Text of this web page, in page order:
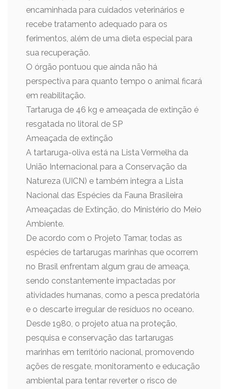
encaminhada para cuidados veterinários e
recebe tratamento adequado para os
ferimentos, além de uma dieta especial para
sua recuperação.
O órgão pontuou que ainda não há
perspectiva para quanto tempo o animal ficará
em reabilitação.
Tartaruga de 46 kg e ameaçada de extinção é
resgatada no litoral de SP
Ameaçada de extinção
A tartaruga-oliva está na Lista Vermelha da
União Internacional para a Conservação da
Natureza (UICN) e também integra a Lista
Nacional das Espécies da Fauna Brasileira
Ameaçadas de Extinção, do Ministério do Meio
Ambiente.
De acordo com o Projeto Tamar, todas as
espécies de tartarugas marinhas que ocorrem
no Brasil enfrentam algum grau de ameaça,
sendo constantemente impactadas por
atividades humanas, como a pesca predatória
e o descarte irregular de resíduos no oceano.
Desde 1980, o projeto atua na proteção,
pesquisa e conservação das tartarugas
marinhas em território nacional, promovendo
ações de resgate, monitoramento e educação
ambiental para tentar reverter o risco de